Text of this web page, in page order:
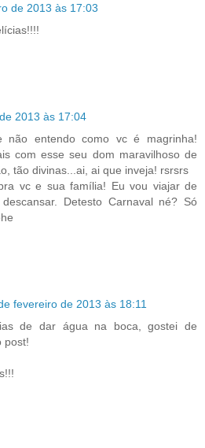
de 2013 às 17:03
2013 às 17:04
não entendo como vc é magrinha!
com esse seu dom maravilhoso de
tão divinas...ai, ai que inveja! rsrsrs
vc e sua família! Eu vou viajar de
Detesto Carnaval né? Só
fevereiro de 2013 às 18:11
de dar água na boca, gostei de
post!